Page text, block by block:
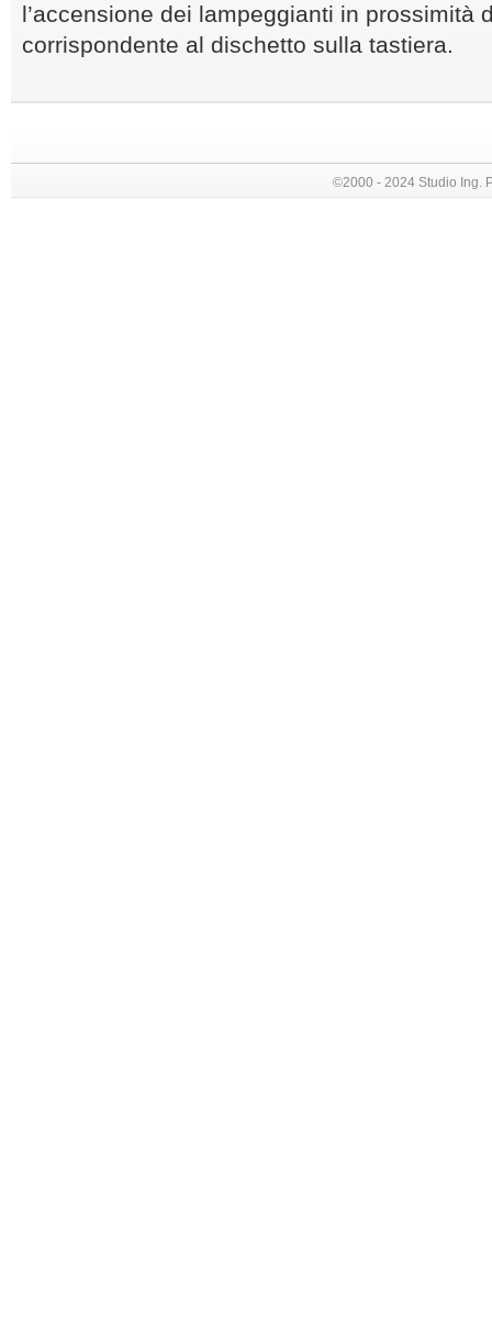
l’accensione dei lampeggianti in prossimità
corrispondente al dischetto sulla tastiera.
©2000 - 2024 Studio Ing.